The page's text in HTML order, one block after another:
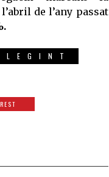
de l’any passat